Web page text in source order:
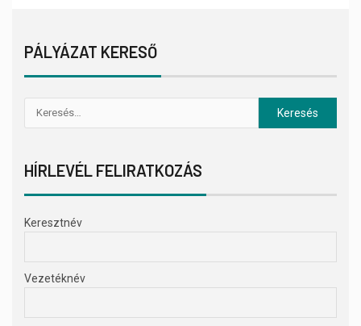
PÁLYÁZAT KERESŐ
HÍRLEVÉL FELIRATKOZÁS
Keresztnév
Vezetéknév